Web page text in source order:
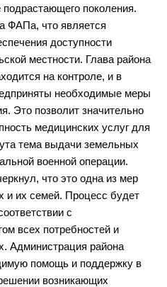
поколения.
ФАПа, что является
доступности
местности. Глава района
на контроле, и в
необходимые меры
Это позволит значительно
медицинских услуг для
тема выдачи земельных
военной операции.
что это одна из мер
и их семей. Процесс будет
с
всех потребностей и
Администрация района
помощь и поддержку в
возникающих